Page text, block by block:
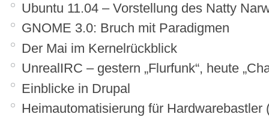
Ubuntu 11.04 – Vorstellung des Natty
GNOME 3.0: Bruch mit Paradigmen
Der Mai im Kernelrückblick
UnrealIRC – gestern „Flurfunk“, heute
Einblicke in Drupal
Heimautomatisierung für Hardwarebastler